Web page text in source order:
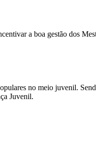
a boa gestão dos
no meio juvenil.
Juvenil.